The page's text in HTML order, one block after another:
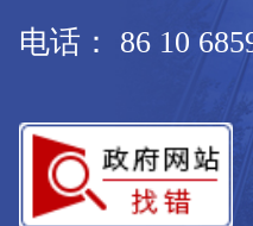
电话： 86 10